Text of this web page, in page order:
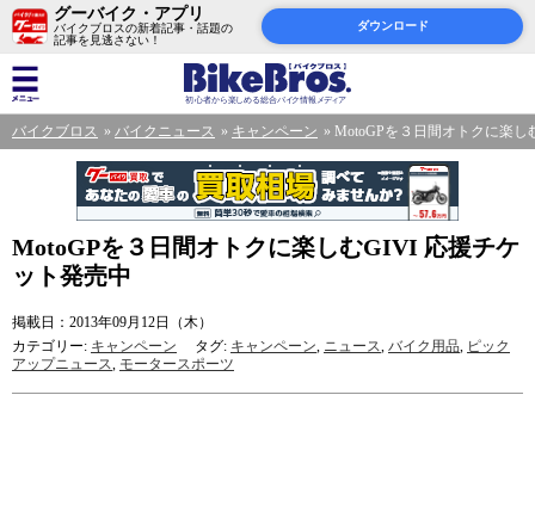
グーバイク・アプリ
バイクブロスの新着記事・話題の
記事を見逃さない！
ダウンロード
バイクブロス バイクニュース キャンペーン MotoGPを３日間オトクに楽
MotoGPを３日間オトクに楽しむGIVI 応援チケ
ット発売中
掲載日：2013年09月12日（木）
カテゴリー: キャンペーン タグ: キャンペーン, ニュース, バイク用品, ピック
アップニュース, モータースポーツ